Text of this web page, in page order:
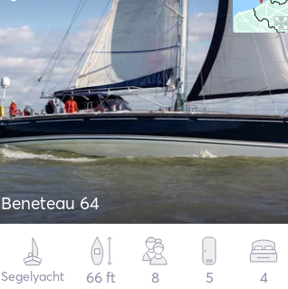
Beneteau 64
Segelyacht
66 ft
8 5 4